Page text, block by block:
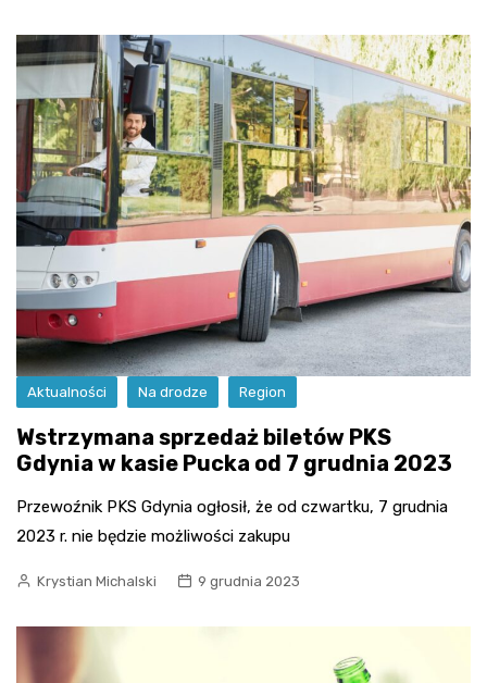
Aktualności Na drodze Region
Wstrzymana sprzedaż biletów PKS
Gdynia w kasie Pucka od 7 grudnia 2023
Przewoźnik PKS Gdynia ogłosił, że od czwartku, 7 grudnia
2023 r. nie będzie możliwości zakupu
Krystian Michalski 9 grudnia 2023